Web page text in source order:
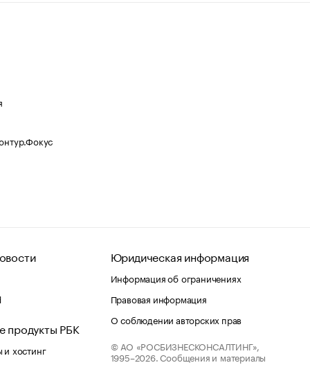
продукты РБК
хостинг
Юридическая информация
Информация об ограничениях
Правовая информация
О соблюдении авторских прав
© АО «РОСБИЗНЕСКОНСАЛТИНГ»,
1995–2026. Сообщения и материалы